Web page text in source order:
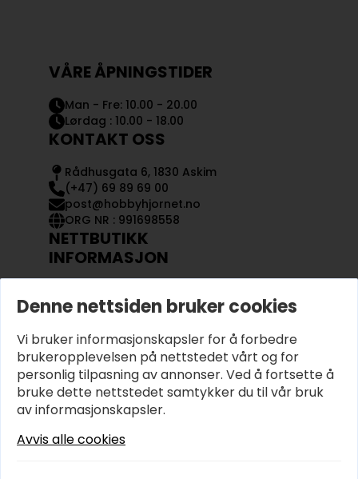
VÅRE ÅPNINGSTIDER
Man - Fre: 10.00 - 20.00
Lørdag : 10.00 - 18.00
KONTAKT OSS
Rådhusgata 6, 1830 Askim
(+47) 69 89 69 00
post@hobbyhjornet.no
ORG NR : 991698558
NETTBUTIKK
INFORMASJON
OM OSS
KJØPSVILKÅR OG BETINGELSER
PERSONVERN
Denne nettsiden bruker cookies
Vi bruker informasjonskapsler for å forbedre
brukeropplevelsen på nettstedet vårt og for
personlig tilpasning av annonser. Ved å fortsette å
bruke dette nettstedet samtykker du til vår bruk
av informasjonskapsler.
Avvis alle cookies